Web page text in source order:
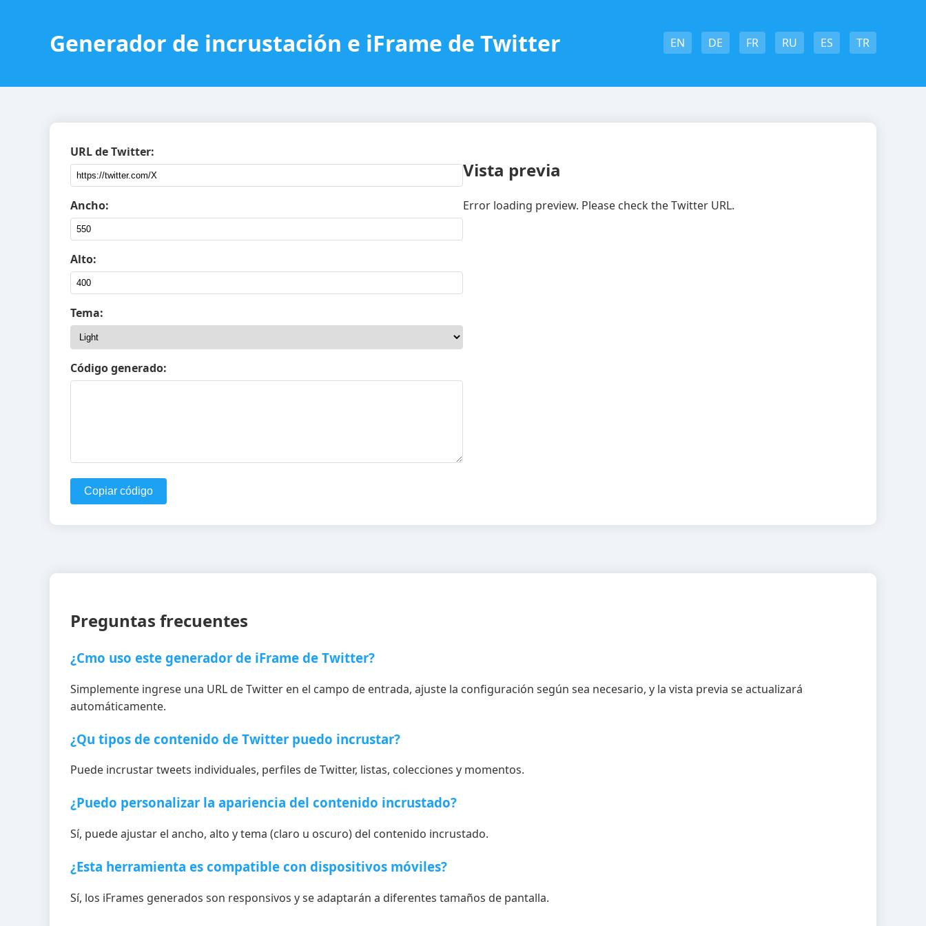
Generador de incrustación e iFrame de Twitter EN DE FR RU ES TR
URL de Twitter:
Ancho:
Alto:
Tema:
Código generado:
Copiar código
Vista previa
Error loading preview. Please check the Twitter URL.
Preguntas frecuentes
¿Cmo uso este generador de iFrame de Twitter?
Simplemente ingrese una URL de Twitter en el campo de entrada, ajuste la configuración según sea necesario, y la vista previa se actualizará
automáticamente.
¿Qu tipos de contenido de Twitter puedo incrustar?
Puede incrustar tweets individuales, perfiles de Twitter, listas, colecciones y momentos.
¿Puedo personalizar la apariencia del contenido incrustado?
Sí, puede ajustar el ancho, alto y tema (claro u oscuro) del contenido incrustado.
¿Esta herramienta es compatible con dispositivos móviles?
Sí, los iFrames generados son responsivos y se adaptarán a diferentes tamaños de pantalla.